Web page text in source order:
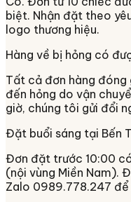
biệt. Nhận đặt theo
logo thương hiệu.
Hàng về bị hỏng có
Tất cả đơn hàng đóng
đến hỏng do vận
giờ, chúng tôi gửi đổi
Đặt buổi sáng tại Bến
Đơn đặt trước 10:00
(nội vùng Miền Nam).
Zalo 0989.778.247 để